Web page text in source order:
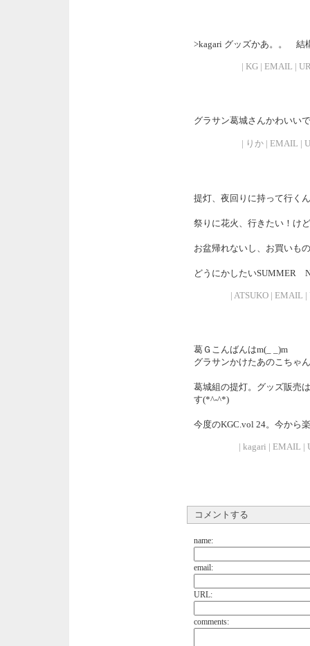
>kagari グッズかあ。。 結
| KG | EMAIL |
グラサン葛城さんかわいい
| りか | EMAIL |
提灯、夜回りに持って行く
祭りに花火、行きたい！け
お盆帰れないし、お買い
どうにかしたいSUMMER
| ATSUKO | EMAIL
葛Ｇこんばんはm(_ _)m
グラサンかけたあのこちゃ
葛城組の提灯。グッズ販売
す(*^-^*)
今度のKGC.vol 24。今から
| kagari | EMAIL |
コメントする
name:
email:
URL:
comments: